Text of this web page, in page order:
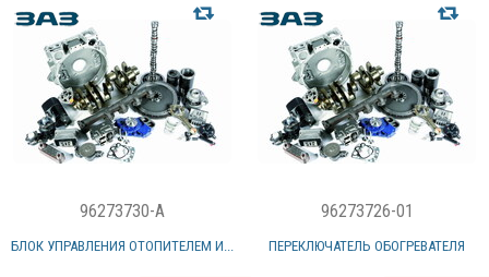
96273730-A
БЛОК УПРАВЛЕНИЯ ОТОПИТЕЛЕМ И...
96273726-01
ПЕРЕКЛЮЧАТЕЛЬ ОБОГРЕВАТЕЛЯ